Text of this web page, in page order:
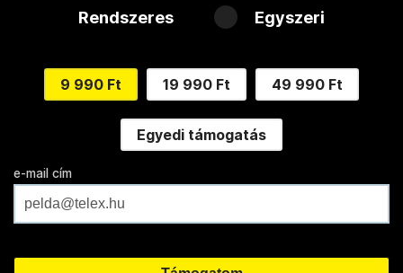
Rendszeres Egyszeri
9 990 Ft 19 990 Ft 49 990 Ft
Egyedi támogatás
e-mail cím